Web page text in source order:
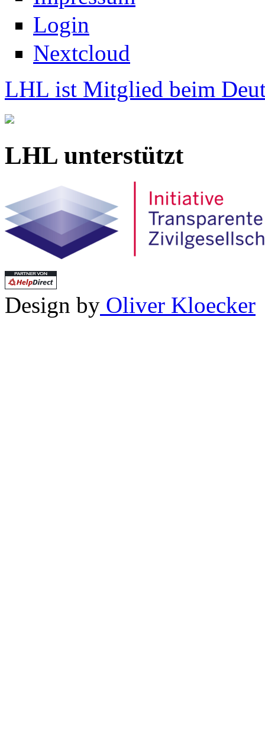
Login
Nextcloud
LHL ist Mitglied beim
LHL unterstützt
Design by Oliver Kloecker